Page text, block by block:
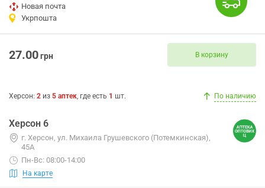
Новая почта
Укрпошта
27.00грн В корзину
Херсон: 2 из 5 аптек, где есть 1 шт. По наличию
Херсон 6
г. Херсон, ул. Михаила Грушевского (Потемкинская),
45А
Пн-Вс: 08:00-14:00
На карте